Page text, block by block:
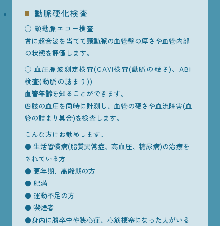
動脈硬化検査
◯ 頸動脈エコー検査
首に超音波を当てて頸動脈の血管壁の厚さや血管内部
の状態を評価します。
◯ 血圧脈波測定検査(CAVI検査(動脈の硬さ)、ABI
検査(動脈の詰まり))
血管年齢を知ることができます。
四肢の血圧を同時に計測し、血管の硬さや血流障害(血
管の詰まり具合)を検査します。
こんな方にお勧めします。
● 生活習慣病(脂質異常症、高血圧、糖尿病)の治療を
されている方
● 更年期、高齢期の方
● 肥満
● 運動不足の方
● 喫煙者
●身内に脳卒中や狭心症、心筋梗塞になった人がいる